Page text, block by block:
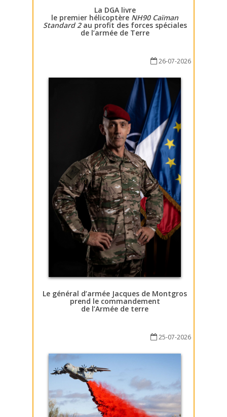
La DGA livre
le premier hélicoptère NH90 Caïman
Standard 2au profit des forces spéciales
de l’armée de Terre
26-07-2026
Le général d’armée Jacques de Montgros
prend le commandement
de l’Armée de terre
25-07-2026